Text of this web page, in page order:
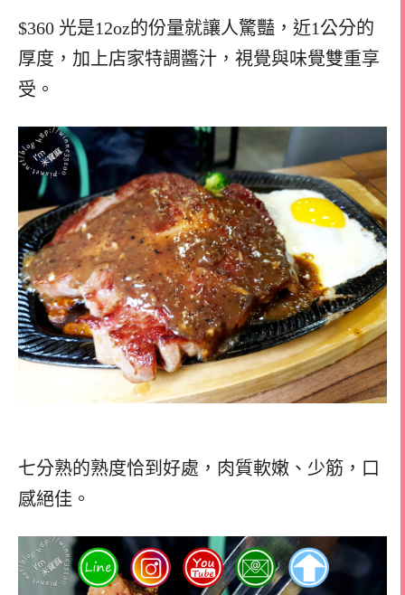
$360 光是12oz的份量就讓人驚豔，近1公分的
厚度，加上店家特調醬汁，視覺與味覺雙重享
受。
七分熟的熟度恰到好處，肉質軟嫩、少筋，口
感絕佳。